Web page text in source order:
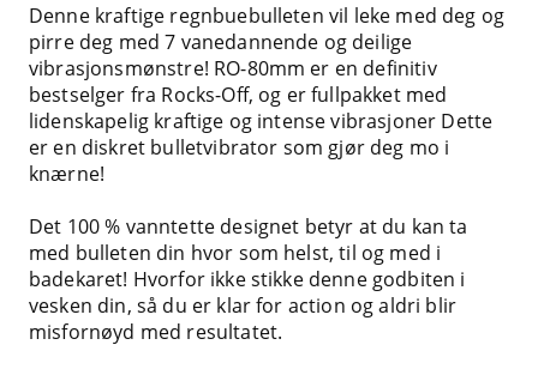
Denne kraftige regnbuebulleten vil leke med deg og
pirre deg med 7 vanedannende og deilige
vibrasjonsmønstre! RO-80mm er en definitiv
bestselger fra Rocks-Off, og er fullpakket med
lidenskapelig kraftige og intense vibrasjoner Dette
er en diskret bulletvibrator som gjør deg mo i
knærne!
Det 100 % vanntette designet betyr at du kan ta
med bulleten din hvor som helst, til og med i
badekaret! Hvorfor ikke stikke denne godbiten i
vesken din, så du er klar for action og aldri blir
misfornøyd med resultatet.